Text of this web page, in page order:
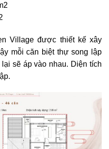
Village được thiết kế xây
mỗi căn biệt thự song lập
sẽ áp vào nhau. Diện tích